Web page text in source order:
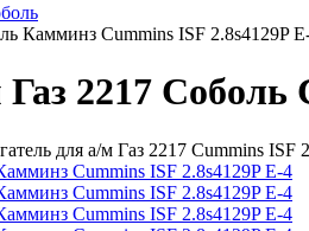
Камминз Cummins ISF 2.8s4129P
2217 Соболь
для а/м Газ 2217 Cummins